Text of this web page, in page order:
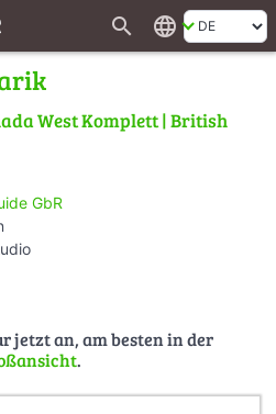
search language
West Komplett | British
GbR
jetzt an, am besten in der
.